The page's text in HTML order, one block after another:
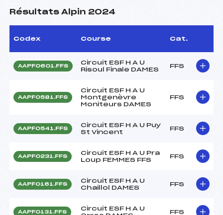
Résultats Alpin 2024
Codex Course Cat.
AAPF0601.FFS
Circuit ESF H A U
Risoul Finale DAMES
FFS
AAPF0581.FFS
Circuit ESF H A U
Montgenèvre
Moniteurs DAMES
FFS
AAPF0541.FFS
Circuit ESF H A U Puy
St Vincent
FFS
AAPF0231.FFS
Circuit ESF H A U Pra
Loup FEMMES FFS
FFS
AAPF0161.FFS
Circuit ESF H A U
Chaillol DAMES
FFS
AAPF0131.FFS
Circuit ESF H A U
FFS